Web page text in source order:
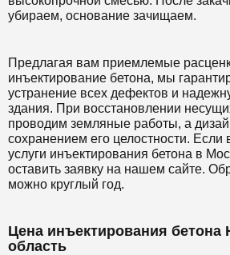
убираем, основание зачищаем.
Предлагая вам приемлемые
инъектирование бетона, мы
устранение всех дефектов и
здания. При восстановлении
проводим земляные работы, а
сохранением его целостности. Если
услуги инъектирования бетона в
оставить заявку на нашем сайте.
можно круглый год.
Цена инъектирования бетона
область